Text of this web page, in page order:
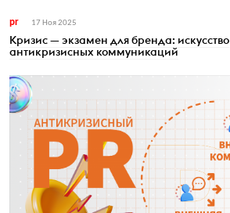
pr 17 Ноя 2025
Кризис — экзамен для бренда: искусство
антикризисных коммуникаций